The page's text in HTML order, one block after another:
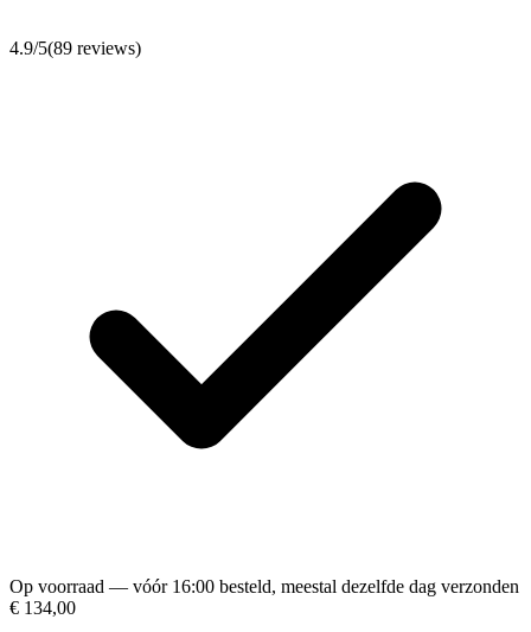
4.9/5(89 reviews)
Op voorraad — vóór 16:00 besteld, meestal dezelfde dag verzonden
€ 134,00